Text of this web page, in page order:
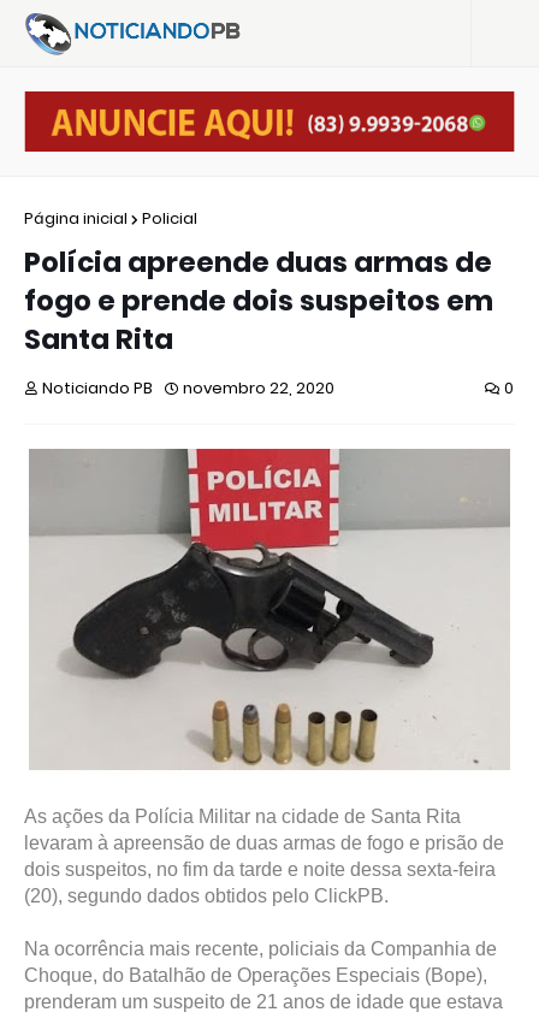
Página inicial Policial
Polícia apreende duas armas de
fogo e prende dois suspeitos em
Santa Rita
Noticiando PB novembro 22, 2020 0
As ações da Polícia Militar na cidade de Santa Rita
levaram à apreensão de duas armas de fogo e prisão de
dois suspeitos, no fim da tarde e noite dessa sexta-feira
(20), segundo dados obtidos pelo ClickPB.
Na ocorrência mais recente, policiais da Companhia de
Choque, do Batalhão de Operações Especiais (Bope),
prenderam um suspeito de 21 anos de idade que estava